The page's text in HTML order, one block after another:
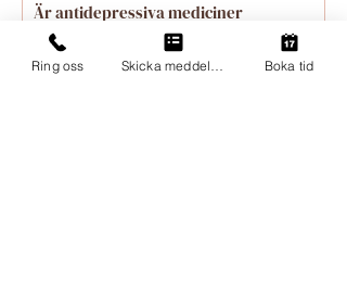
Är antidepressiva mediciner
beroendeframkallande?
Ring oss Boka tid